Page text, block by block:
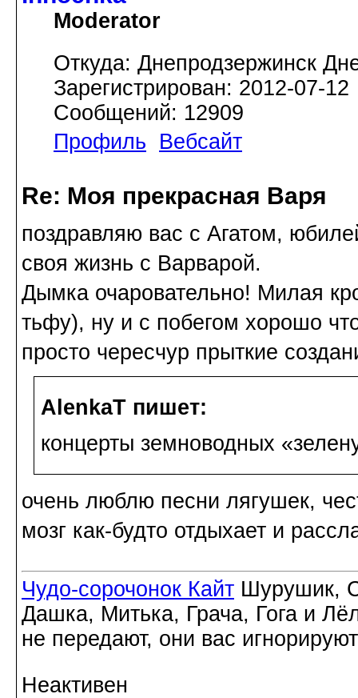
Moderator
Откуда: Днепродзержинск
Зарегистрирован: 2012-07-12
Сообщений: 12909
Профиль
Вебсайт
Re: Моя прекрасная Варя
поздравляю вас с Агатом,
своя жизнь с Варварой.
Дымка очаровательно! Милая
тьфу), ну и с побегом хорошо
просто чересчур прыткие
AlenkaT пишет:
концерты земноводных
очень люблю песни лягушек,
мозг как-будто отдыхает и
Чудо-сорочонок Кайт Шурушик,
Дашка, Митька, Грача, Гога и
не передают, они вас игнорируют
Неактивен